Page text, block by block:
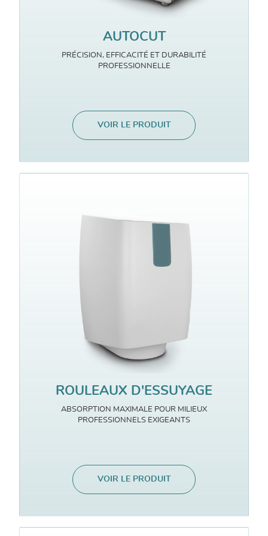
AUTOCUT
PRÉCISION, EFFICACITÉ ET DURABILITÉ
PROFESSIONNELLE
VOIR LE PRODUIT
ROULEAUX D'ESSUYAGE
ABSORPTION MAXIMALE POUR MILIEUX
PROFESSIONNELS EXIGEANTS
VOIR LE PRODUIT